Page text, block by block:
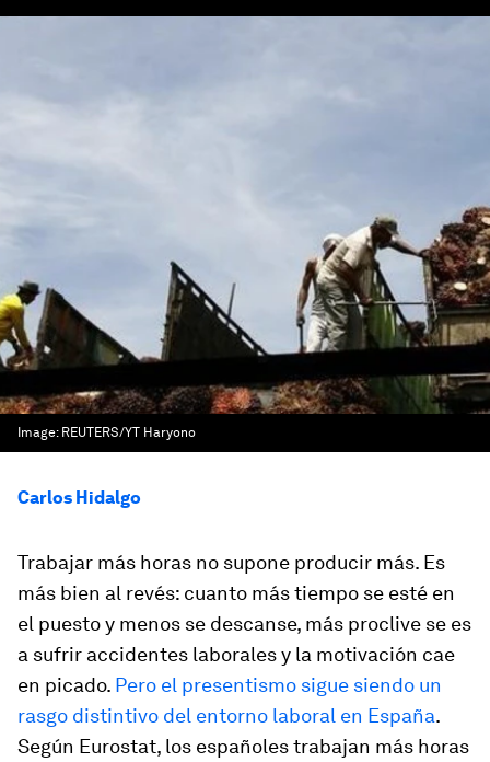
Image: REUTERS/YT Haryono
Carlos Hidalgo
Trabajar más horas no supone producir más. Es
más bien al revés: cuanto más tiempo se esté en
el puesto y menos se descanse, más proclive se es
a sufrir accidentes laborales y la motivación cae
en picado. Pero el presentismo sigue siendo un
rasgo distintivo del entorno laboral en España.
Según Eurostat, los españoles trabajan más horas